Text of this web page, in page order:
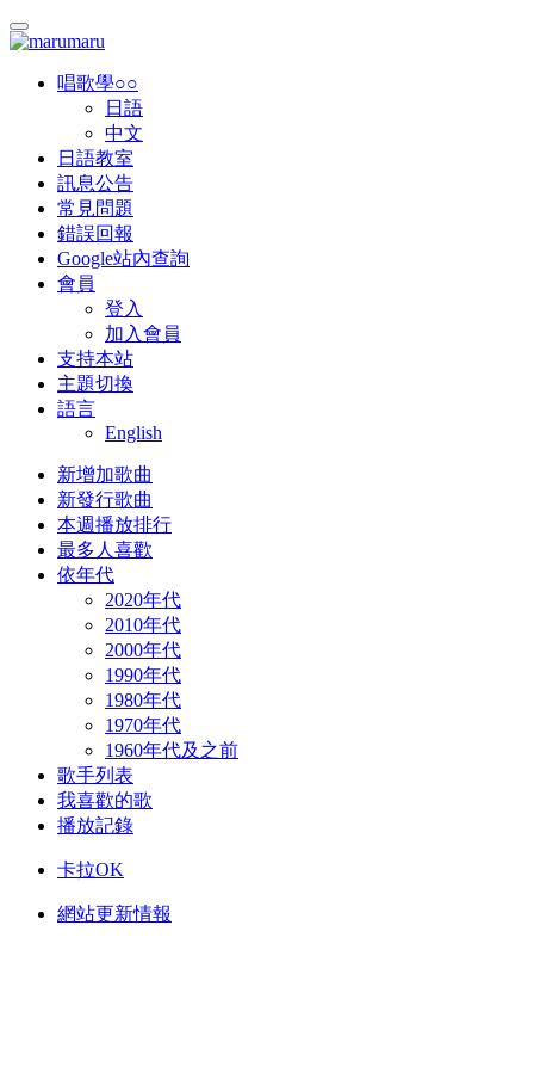
唱歌學○○
日語
中文
日語教室
訊息公告
常見問題
錯誤回報
Google站內查詢
會員
登入
加入會員
支持本站
主題切換
語言
English
新增加歌曲
新發行歌曲
本週播放排行
最多人喜歡
依年代
2020年代
2010年代
2000年代
1990年代
1980年代
1970年代
1960年代及之前
歌手列表
我喜歡的歌
播放記錄
卡拉OK
網站更新情報